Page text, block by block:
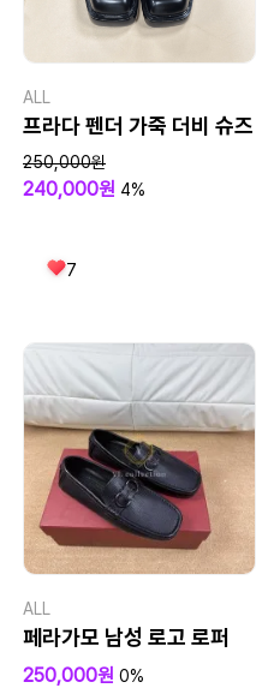
ALL
프라다 펜더 가죽 더비 슈즈
250,000원
240,000원 4%
7
ALL
페라가모 남성 로고 로퍼
250,000원 0%